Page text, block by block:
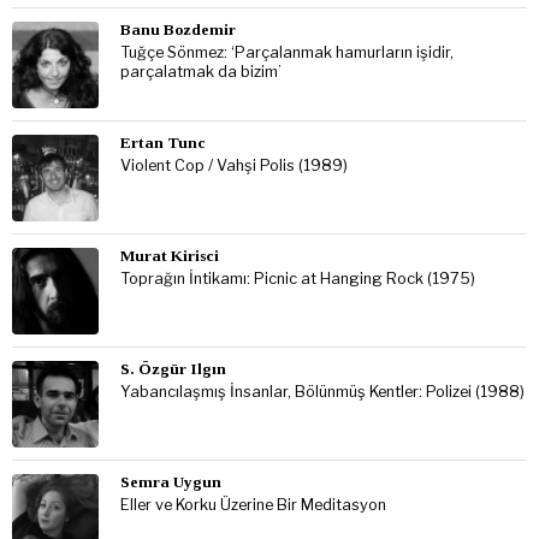
Banu Bozdemir
Tuğçe Sönmez: ‘Parçalanmak hamurların işidir,
parçalatmak da bizim’
Ertan Tunc
Violent Cop / Vahşi Polis (1989)
Murat Kirisci
Toprağın İntikamı: Picnic at Hanging Rock (1975)
S. Özgür Ilgın
Yabancılaşmış İnsanlar, Bölünmüş Kentler: Polizei (1988)
Semra Uygun
Eller ve Korku Üzerine Bir Meditasyon